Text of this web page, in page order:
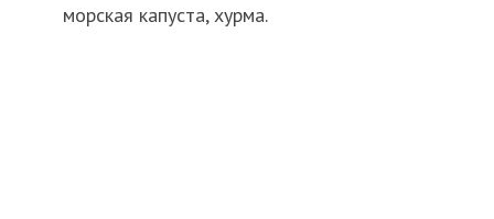
морская капуста, хурма.